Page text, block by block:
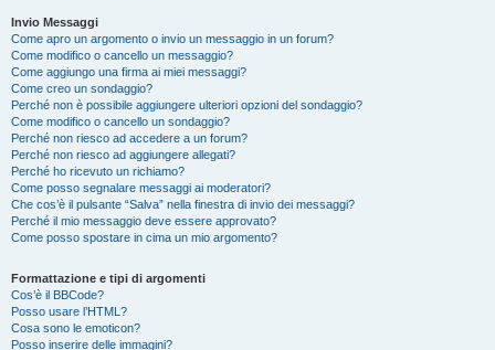
Invio Messaggi
Come apro un argomento o invio un messaggio in un forum?
Come modifico o cancello un messaggio?
Come aggiungo una firma ai miei messaggi?
Come creo un sondaggio?
Perché non è possibile aggiungere ulteriori opzioni del sondaggio?
Come modifico o cancello un sondaggio?
Perché non riesco ad accedere a un forum?
Perché non riesco ad aggiungere allegati?
Perché ho ricevuto un richiamo?
Come posso segnalare messaggi ai moderatori?
Che cos’è il pulsante “Salva” nella finestra di invio dei messaggi?
Perché il mio messaggio deve essere approvato?
Come posso spostare in cima un mio argomento?
Formattazione e tipi di argomenti
Cos’è il BBCode?
Posso usare l’HTML?
Cosa sono le emoticon?
Posso inserire delle immagini?